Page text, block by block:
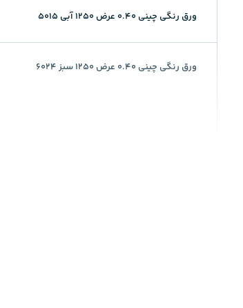
ورق رنگی چینی 0.40 عرض 1250 آبی 5015
ورق رنگی چینی 0.40 عرض 1250 سبز 6024